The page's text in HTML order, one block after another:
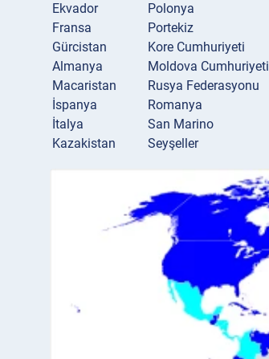
Ekvador
Fransa
Gürcistan
Almanya
Macaristan
İspanya
İtalya
Kazakistan
Polonya
Portekiz
Kore Cumhuriyeti
Moldova Cumhuriyeti
Rusya Federasyonu
Romanya
San Marino
Seyşeller